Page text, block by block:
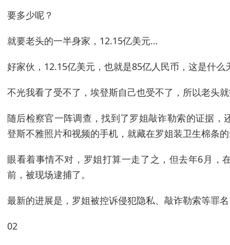
要多少呢？
就要老头的一半身家，12.15亿美元…
好家伙，12.15亿美元，也就是85亿人民币，这是什
不光我看了受不了，埃登斯自己也受不了，所以老头
随后检察官一阵调查，找到了罗姐敲诈勒索的证据，
登斯不雅照片和视频的手机，就藏在罗姐装卫生棉条
眼看着事情不对，罗姐打算一走了之，但去年6月，
前，被现场逮捕了。
最新的进展是，罗姐被控诉侵犯隐私、敲诈勒索等罪
02